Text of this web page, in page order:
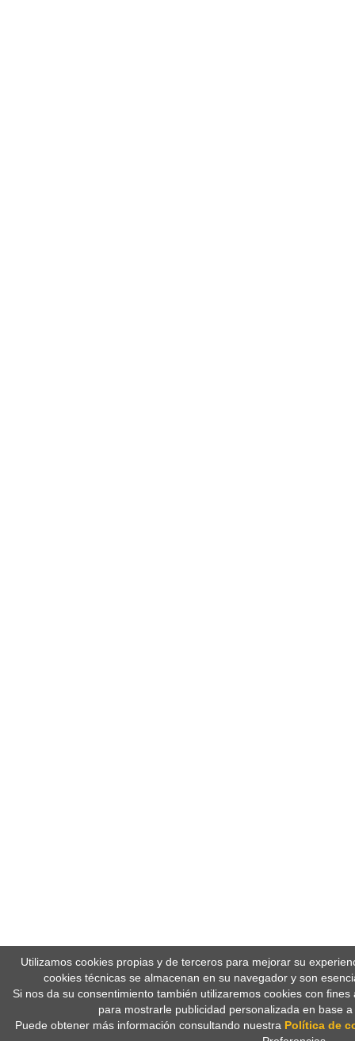
Utilizamos cookies propias y de terceros para mejorar su
cookies técnicas se almacenan en su navegador y son
Si nos da su consentimiento también utilizaremos cookies con
para mostrarle publicidad personalizada en base
Puede obtener más información consultando nuestra Política de